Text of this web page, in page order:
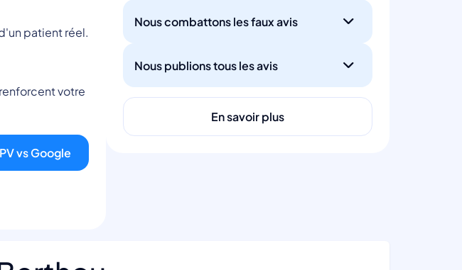
patient réel.
votre
vs Google
Nous combattons les faux avis
Nous publions tous les avis
En savoir plus